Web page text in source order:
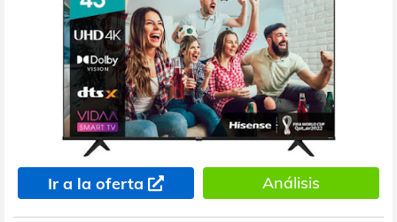
Ir a la oferta Análisis